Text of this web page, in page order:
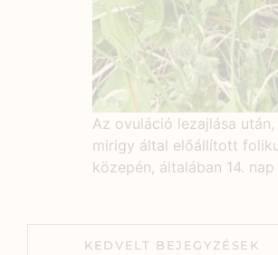
Az ovuláció lezajlása
mirigy által előállított
közepén, általában 14.
KEDVELT BEJEGYZÉSEK